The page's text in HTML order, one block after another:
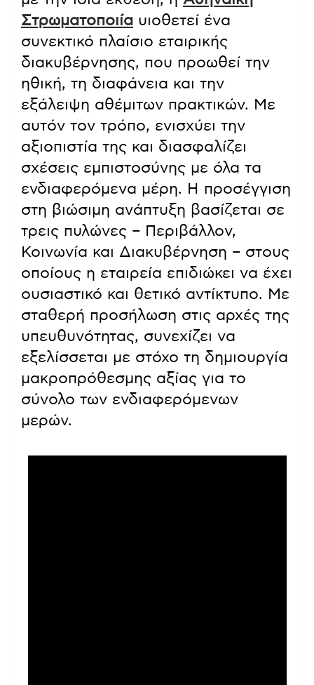
Στρωματοποιία υιοθετεί ένα
συνεκτικό πλαίσιο εταιρικής
διακυβέρνησης, που προωθεί την
ηθική, τη διαφάνεια και την
εξάλειψη αθέμιτων πρακτικών. Με
αυτόν τον τρόπο, ενισχύει την
αξιοπιστία της και διασφαλίζει
σχέσεις εμπιστοσύνης με όλα τα
ενδιαφερόμενα μέρη. Η προσέγγιση
στη βιώσιμη ανάπτυξη βασίζεται σε
τρεις πυλώνες – Περιβάλλον,
Κοινωνία και Διακυβέρνηση – στους
οποίους η εταιρεία επιδιώκει να έχει
ουσιαστικό και θετικό αντίκτυπο. Με
σταθερή προσήλωση στις αρχές της
υπευθυνότητας, συνεχίζει να
εξελίσσεται με στόχο τη δημιουργία
μακροπρόθεσμης αξίας για το
σύνολο των ενδιαφερόμενων
μερών.